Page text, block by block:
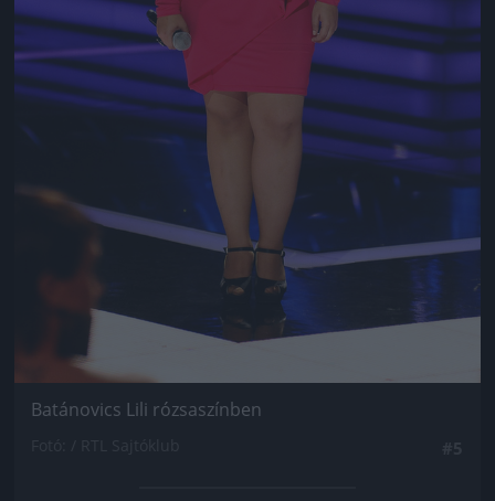
Batánovics Lili rózsaszínben